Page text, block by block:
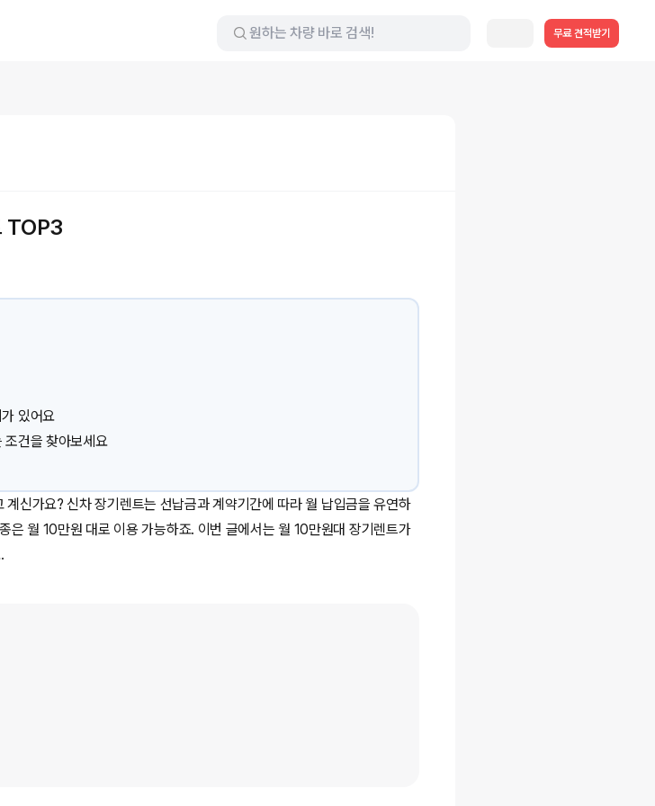
무료 견적받기
TOP3
있어요
조건을 찾아보세요
신가요? 신차 장기렌트는 선납금과 계약기간에 따라 월 납입금을 유연하
은 월 10만원 대로 이용 가능하죠. 이번 글에서는 월 10만원대 장기렌트가